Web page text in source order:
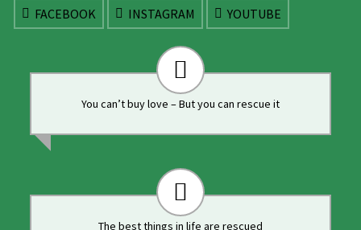
FACEBOOK INSTAGRAM YOUTUBE
You can’t buy love – But you can rescue it
The best things in life are rescued